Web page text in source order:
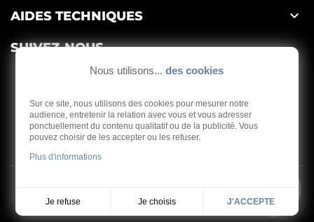
AIDES TECHNIQUES 
SUIVEZ-NOUS
Depuis 1959
Nous utilisons... des cookies
Sur ce site, nous utilisons des cookies pour mesurer notre
audience, entretenir la relation avec vous et vous adresser
ponctuellement du contenu qualitatif ou de la publicité. Vous
pouvez choisir de les accepter ou les refuser.
Plus d'informations
Je refuse Je choisis J'ACCEPTE
RéalisationDream me up